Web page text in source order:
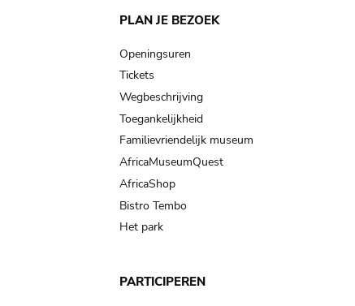
Main
navigation
PLAN JE BEZOEK
Openingsuren
Tickets
Wegbeschrijving
Toegankelijkheid
Familievriendelijk museum
AfricaMuseumQuest
AfricaShop
Bistro Tembo
Het park
PARTICIPEREN